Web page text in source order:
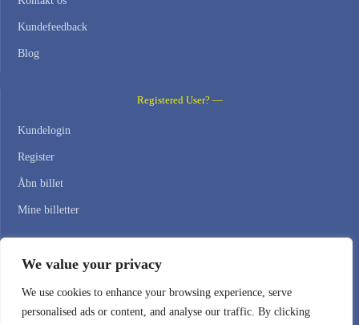
We value your privacy
We use cookies to enhance your browsing experience, serve
personalised ads or content, and analyse our traffic. By clicking
Kundefeedback
Blog
Registered User? —
Kundelogin
Register
Åbn billet
Mine billetter
Email: support@webhostingzone.org